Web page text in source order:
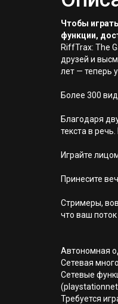
Чтобы
функции,
RiffTrax: The
друзей и
лет — теперь
Более 300
Благодаря
текста в
Играйте
Принесите
Стримеры,
что ваш поток
Автономная
Сетевая
Сетевые
Требуется